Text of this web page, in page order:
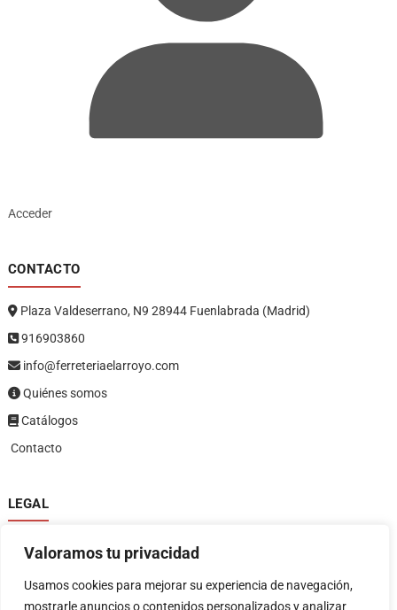
Valoramos tu privacidad
Usamos cookies para mejorar su experiencia de navegación,
mostrarle anuncios o contenidos personalizados y analizar
Acceder
CONTACTO
Plaza Valdeserrano, N9 28944 Fuenlabrada (Madrid)
916903860
info@ferreteriaelarroyo.com
Quiénes somos
Catálogos
Contacto
LEGAL
Política de privacidad
Política de devoluciones y reembolsos
Términos y condiciones